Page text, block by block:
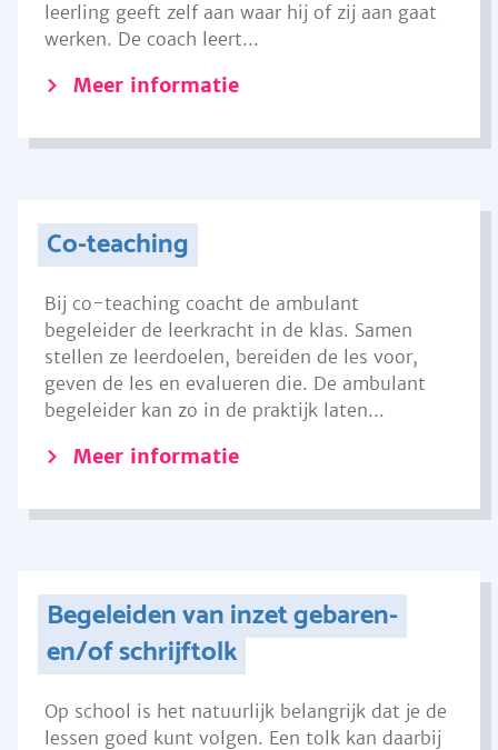
leerling geeft zelf aan waar hij of zij aan gaat
werken. De coach leert...
Meer informatie
Co-teaching
Bij co-teaching coacht de ambulant
begeleider de leerkracht in de klas. Samen
stellen ze leerdoelen, bereiden de les voor,
geven de les en evalueren die. De ambulant
begeleider kan zo in de praktijk laten...
Meer informatie
Begeleiden van inzet gebaren-
en/of schrijftolk
Op school is het natuurlijk belangrijk dat je de
lessen goed kunt volgen. Een tolk kan daarbij